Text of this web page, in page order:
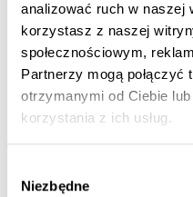
analizować ruch w naszej
korzystasz z naszej
społecznościowym,
Partnerzy mogą
otrzymanymi od Ciebie
korzystania z ich usług.
zgody
Niezbędne